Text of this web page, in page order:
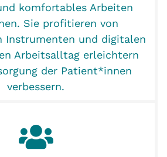
komfortables Arbeiten
Sie profitieren von
Instrumenten und digitalen
Arbeitsalltag erleichtern
der Patient*innen
verbessern.